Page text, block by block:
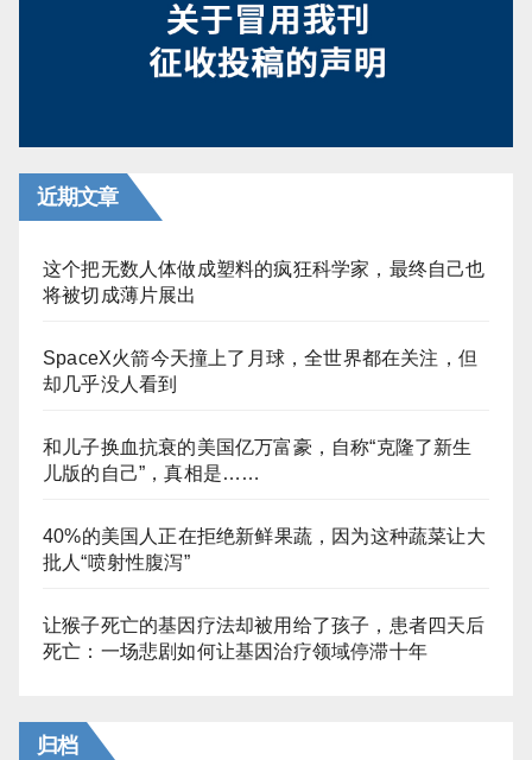
近期文章
这个把无数人体做成塑料的疯狂科学家，最终自己也
将被切成薄片展出
SpaceX火箭今天撞上了月球，全世界都在关注，但
却几乎没人看到
和儿子换血抗衰的美国亿万富豪，自称“克隆了新生
儿版的自己”，真相是……
40%的美国人正在拒绝新鲜果蔬，因为这种蔬菜让大
批人“喷射性腹泻”
让猴子死亡的基因疗法却被用给了孩子，患者四天后
死亡：一场悲剧如何让基因治疗领域停滞十年
归档